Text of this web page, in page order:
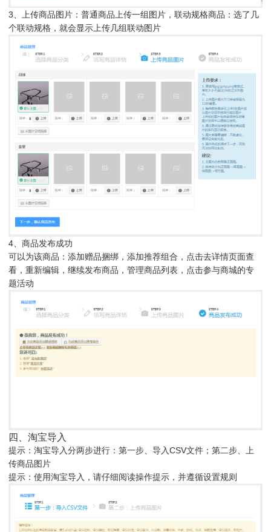
3、上传商品图片：普通商品上传一组图片，联动规格商品：选了几
个联动规格，就会显示上传几组联动图片
4、商品发布成功
可以为该商品：添加赠品捆绑，添加推荐组合，点击去详情页面查
看，重新编辑，继续发布商品，管理商品列表，点击参与商城的专
题活动
四、淘宝导入
提示：淘宝导入分两步进行：第一步、导入CSV文件；第二步、上
传商品图片
提示：使用淘宝导入，请仔细阅读操作提示，并遵循设置规则